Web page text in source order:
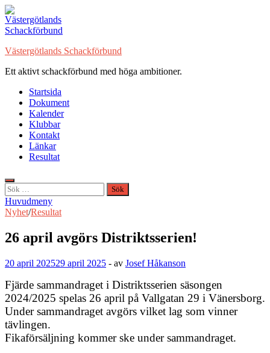
Hoppa
till
innehåll
Västergötlands Schackförbund
Ett aktivt schackförbund med höga ambitioner.
Startsida
Dokument
Kalender
Klubbar
Kontakt
Länkar
Resultat
Sök
efter:
Huvudmeny
Nyhet/Resultat
26 april avgörs Distriktsserien!
20 april 202529 april 2025 - av Josef Håkanson
Fjärde sammandraget i Distriktsserien säsongen
2024/2025 spelas 26 april på Vallgatan 29 i Vänersborg.
Under sammandraget avgörs vilket lag som vinner
tävlingen.
Fikaförsäljning kommer ske under sammandraget.